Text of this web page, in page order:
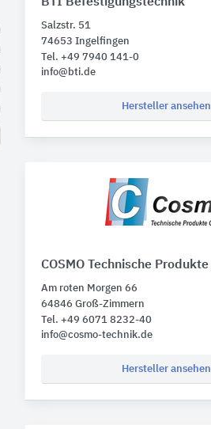
Salzstr. 51
74653 Ingelfingen
Tel. +49 7940 141-0
info@bti.de
Hersteller ansehen
COSMO Technische Produkte
Am roten Morgen 66
64846 Groß-Zimmern
Tel. +49 6071 8232-40
info@cosmo-technik.de
Hersteller ansehen